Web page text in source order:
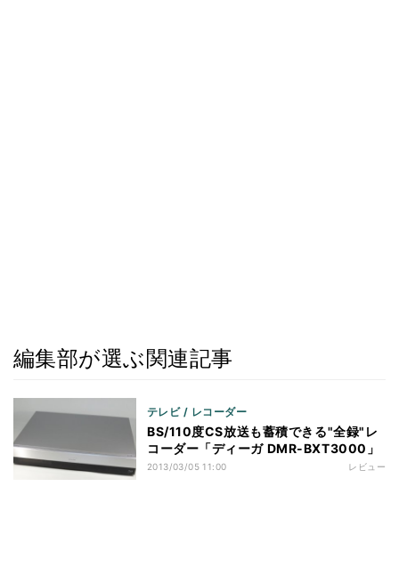
編集部が選ぶ関連記事
テレビ / レコーダー
BS/110度CS放送も蓄積できる"全録"レ
コーダー「ディーガ DMR-BXT3000」
2013/03/05 11:00 レビュー